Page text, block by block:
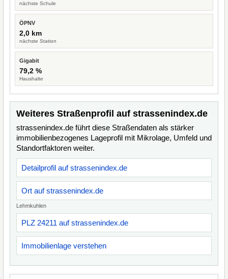
nächste Schule
ÖPNV
2,0 km
nächste Station
Gigabit
79,2 %
Haushalte
Weiteres Straßenprofil auf strassenindex.de
strassenindex.de führt diese Straßendaten als stärker
immobilienbezogenes Lageprofil mit Mikrolage, Umfeld und
Standortfaktoren weiter.
Detailprofil auf strassenindex.de
Ort auf strassenindex.de
Lehmkuhlen
PLZ 24211 auf strassenindex.de
Immobilienlage verstehen